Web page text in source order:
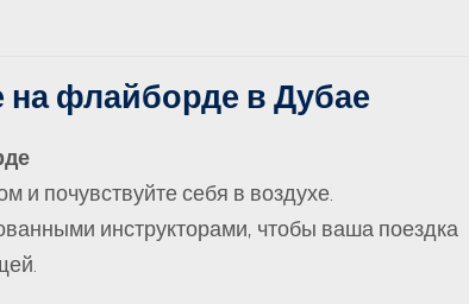
на флайборде в Дубае
и почувствуйте себя в воздухе.
инструкторами, чтобы ваша поездка